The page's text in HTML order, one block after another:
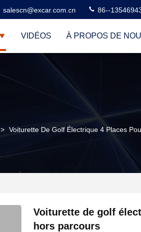
salescn@excar.com.cn 86--
VIDÉOS À PROPOS DE
> Voiturette De Golf Électrique 4 Places
Voiturette de golf
hors parcours